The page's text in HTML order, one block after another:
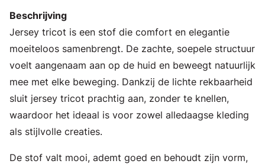
Beschrijving
Jersey tricot is een stof die comfort en elegantie
moeiteloos samenbrengt. De zachte, soepele structuur
voelt aangenaam aan op de huid en beweegt natuurlijk
mee met elke beweging. Dankzij de lichte rekbaarheid
sluit jersey tricot prachtig aan, zonder te knellen,
waardoor het ideaal is voor zowel alledaagse kleding
als stijlvolle creaties.
De stof valt mooi, ademt goed en behoudt zijn vorm,